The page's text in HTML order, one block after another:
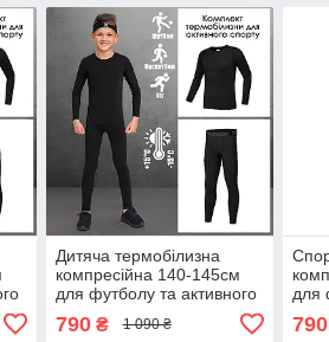
Дитяча термобілизна
компресійна 140-145см
для футболу та активного
спорту (лонгслів+штани)
без флісу, чорна
790₴ 1 090 ₴
для
без
790